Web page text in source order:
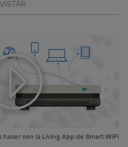
con la Living App de Smart WiFi
inferior de esta página web o